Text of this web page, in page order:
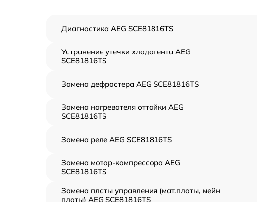
Диагностика AEG SCE81816TS
Устранение утечки хладагента AEG
SCE81816TS
Замена дефростера AEG SCE81816TS
Замена нагревателя оттайки AEG
SCE81816TS
Замена реле AEG SCE81816TS
Замена мотор-компрессора AEG
SCE81816TS
Замена платы управления (мат.платы, мейн
платы) AEG SCE81816TS